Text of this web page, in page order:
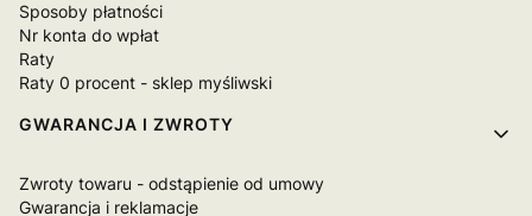
Sposoby płatności
Nr konta do wpłat
Raty
Raty 0 procent - sklep myśliwski
GWARANCJA I ZWROTY
Zwroty towaru - odstąpienie od umowy
Gwarancja i reklamacje